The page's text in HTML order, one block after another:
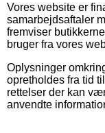
Vores website er
samarbejdsaftaler
fremviser
bruger fra vores
Oplysninger
opretholdes fra tid
rettelser der kan
anvendte